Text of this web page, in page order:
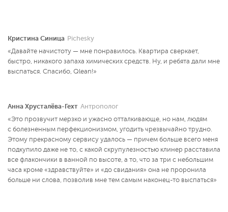
Кристина Синица Pichesky
«Давайте начистоту — мне понравилось. Квартира сверкает,
быстро, никакого запаха химических средств. Ну, и ребята дали мне
выспаться. Спасибо, Qlean!»
Анна Хрусталёва-Гехт Антрополог
«Это прозвучит мерзко и ужасно отталкивающе, но нам, людям
с болезненным перфекционизмом, угодить чрезвычайно трудно.
Этому прекрасному сервису удалось — причем больше всего меня
подкупило даже не то, с какой скрупулезностью клинер расставила
все флакончики в ванной по высоте, а то, что за три с небольшим
часа кроме «здравствуйте» и «до свидания» она не проронила
больше ни слова, позволив мне тем самым наконец-то выспаться»